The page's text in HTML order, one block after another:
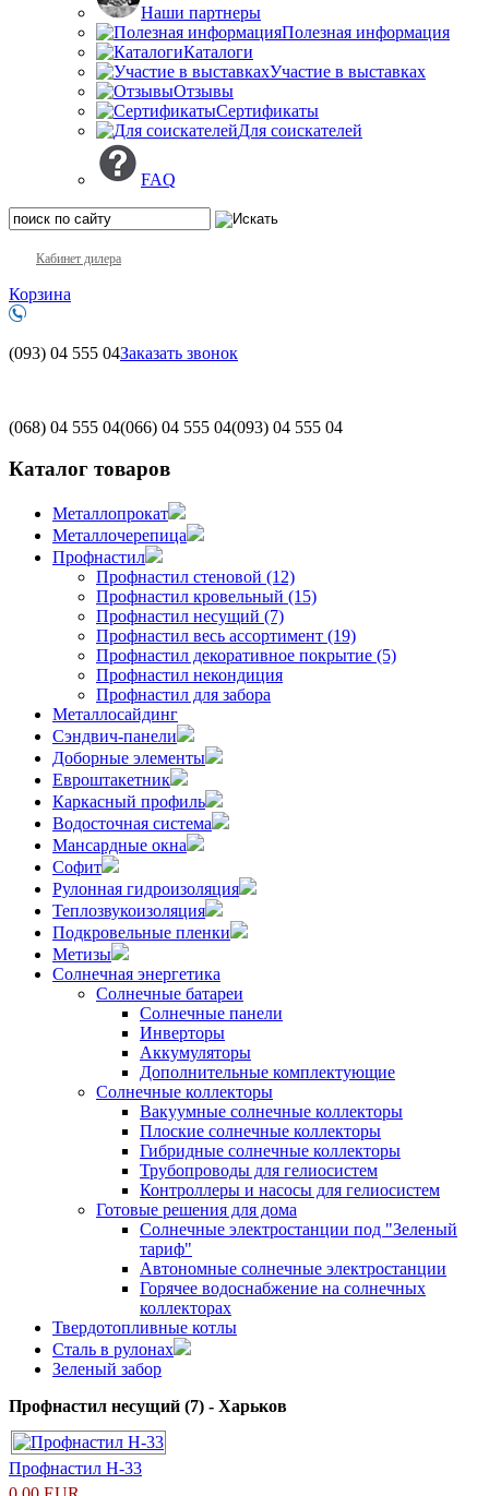
Наши партнеры
Полезная информация
Каталоги
Участие в выставках
Отзывы
Сертификаты
Для соискателей
FAQ
Кабинет дилера
Корзина
(093) 04 555 04Заказать звонок
(068) 04 555 04(066) 04 555 04(093) 04 555 04
Каталог товаров
Металлопрокат
Металлочерепица
Профнастил
Профнастил стеновой (12)
Профнастил кровельный (15)
Профнастил несущий (7)
Профнастил весь ассортимент (19)
Профнастил декоративное покрытие (5)
Профнастил некондиция
Профнастил для забора
Металлосайдинг
Сэндвич-панели
Доборные элементы
Евроштакетник
Каркасный профиль
Водосточная система
Мансардные окна
Софит
Рулонная гидроизоляция
Теплозвукоизоляция
Подкровельные пленки
Метизы
Солнечная энергетика
Солнечные батареи
Солнечные панели
Инверторы
Аккумуляторы
Дополнительные комплектующие
Солнечные коллекторы
Вакуумные солнечные коллекторы
Плоские солнечные коллекторы
Гибридные солнечные коллекторы
Трубопроводы для гелиосистем
Контроллеры и насосы для гелиосистем
Готовые решения для дома
Солнечные электростанции под "Зеленый
тариф"
Автономные солнечные электростанции
Горячее водоснабжение на солнечных
коллекторах
Твердотопливные котлы
Сталь в рулонах
Зеленый забор
Профнастил несущий (7) - Харьков
Профнастил H-33